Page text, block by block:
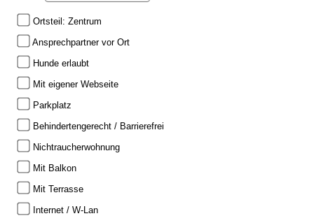
Ortsteil: Zentrum
Ansprechpartner vor Ort
Hunde erlaubt
Mit eigener Webseite
Parkplatz
Behindertengerecht / Barrierefrei
Nichtraucherwohnung
Mit Balkon
Mit Terrasse
Internet / W-Lan